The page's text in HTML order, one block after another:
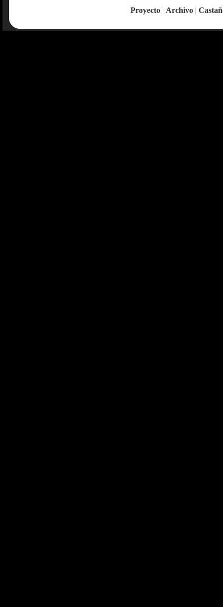
Proyecto | Archivo |